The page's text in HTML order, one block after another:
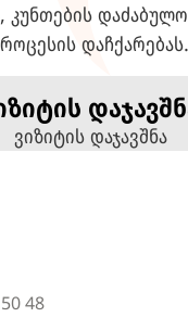
კუნთების
დაჩქარებას.
ვიზიტის დაჯავშნა